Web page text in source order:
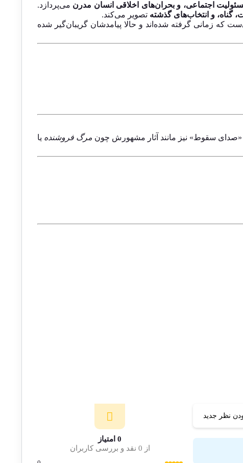
اجتماعی، و بحران‌های اخلاقی انسان مدرن می‌پردازد.
گناه، و انتخاب‌های گذشته تصویر می‌کند.
زمانی گرفته شده‌اند و حالا پیامدشان گریبان‌گیر شده
«صدای سقوط» نیز مانند آثار مشهورش چون مرگ فروشنده یا
نظر جدید
0 امتیاز
از 0 نقد و بررسی کاربران